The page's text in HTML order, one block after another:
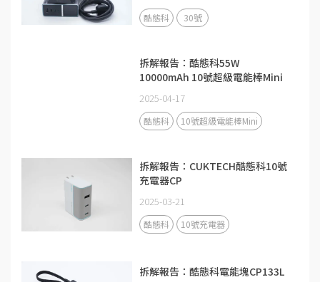
酷態科 30號
拆解報告：酷態科55W
10000mAh 10號超級電能棒Mini
2025-04-17
酷態科 10號超級電能棒Mini
拆解報告：CUKTECH酷態科10號
充電器CP
2025-03-21
酷態科 10號充電器
拆解報告：酷態科電能塊CP133L